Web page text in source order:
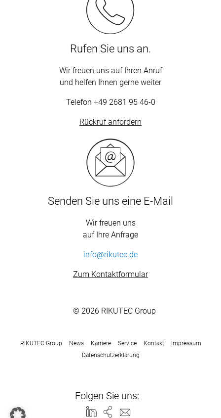
Rufen Sie uns an.
Wir freuen uns auf Ihren Anruf
und helfen Ihnen gerne weiter
Telefon +49 2681 95 46-0
Rückruf anfordern
Senden Sie uns eine E-Mail
Wir freuen uns
auf Ihre Anfrage
info@rikutec.de
Zum Kontaktformular
© 2026 RIKUTEC Group
RIKUTEC Group News Karriere Service Kontakt
Impressum
Datenschutzerklärung
Folgen Sie uns: